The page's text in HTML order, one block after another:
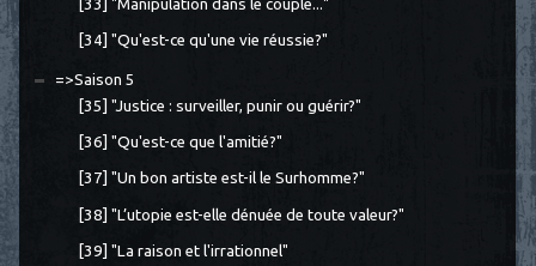
[33] "Manipulation dans le couple..."
[34] "Qu'est-ce qu'une vie réussie?"
=>Saison 5
[35] "Justice : surveiller, punir ou guérir?"
[36] "Qu'est-ce que l'amitié?"
[37] "Un bon artiste est-il le Surhomme?"
[38] "L’utopie est-elle dénuée de toute valeur?"
[39] "La raison et l'irrationnel"